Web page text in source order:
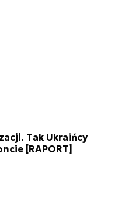
Tak Ukraińcy
[RAPORT]